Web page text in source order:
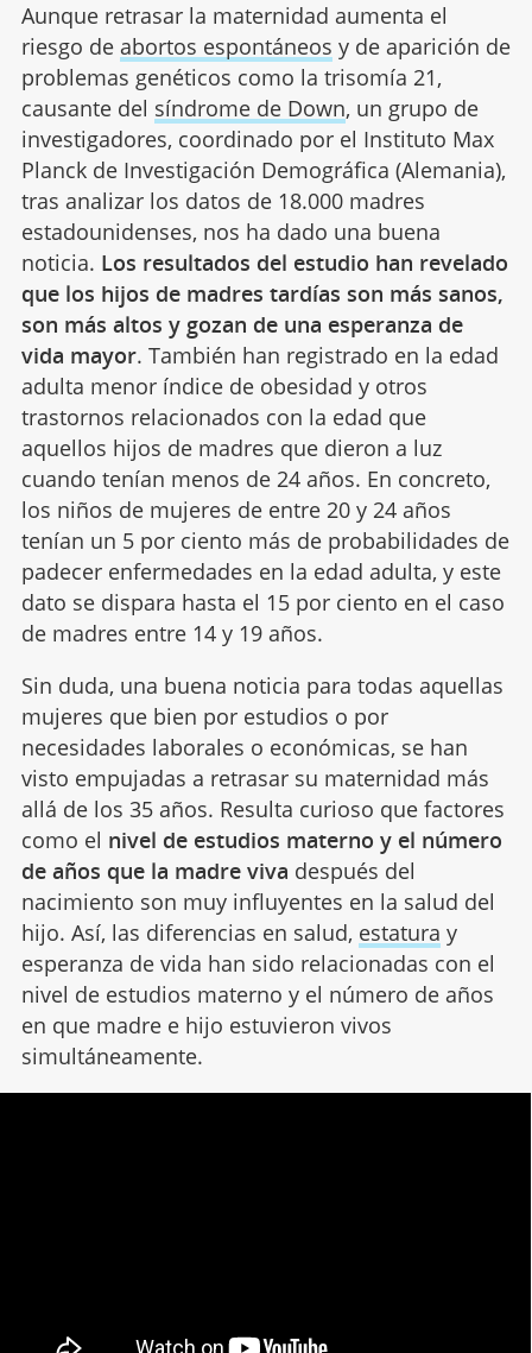
Aunque retrasar la maternidad aumenta el
riesgo de abortos espontáneos y de aparición de
problemas genéticos como la trisomía 21,
causante del síndrome de Down, un grupo de
investigadores, coordinado por el Instituto Max
Planck de Investigación Demográfica (Alemania),
tras analizar los datos de 18.000 madres
estadounidenses, nos ha dado una buena
noticia. Los resultados del estudio han revelado
que los hijos de madres tardías son más sanos,
son más altos y gozan de una esperanza de
vida mayor. También han registrado en la edad
adulta menor índice de obesidad y otros
trastornos relacionados con la edad que
aquellos hijos de madres que dieron a luz
cuando tenían menos de 24 años. En concreto,
los niños de mujeres de entre 20 y 24 años
tenían un 5 por ciento más de probabilidades de
padecer enfermedades en la edad adulta, y este
dato se dispara hasta el 15 por ciento en el caso
de madres entre 14 y 19 años.
Sin duda, una buena noticia para todas aquellas
mujeres que bien por estudios o por
necesidades laborales o económicas, se han
visto empujadas a retrasar su maternidad más
allá de los 35 años. Resulta curioso que factores
como el nivel de estudios materno y el número
de años que la madre viva después del
nacimiento son muy influyentes en la salud del
hijo. Así, las diferencias en salud, estatura y
esperanza de vida han sido relacionadas con el
nivel de estudios materno y el número de años
en que madre e hijo estuvieron vivos
simultáneamente.